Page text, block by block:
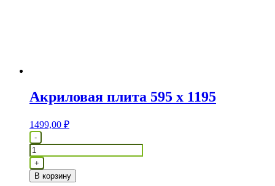
Акриловая плита 595 х 1195
1499,00 ₽
Количество
товара
Акриловая
плита
595
-
+
В корзину